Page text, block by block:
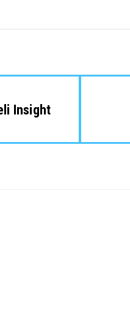
Insight